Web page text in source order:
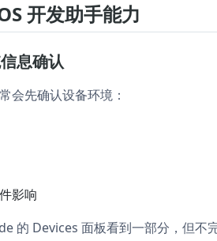
开发助手能力
息确认
会先确认设备环境：
影响
的 Devices 面板看到一部分，但不